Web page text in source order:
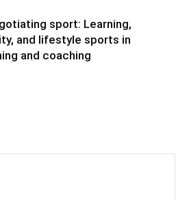
sport: Learning,
and lifestyle sports in
and coaching